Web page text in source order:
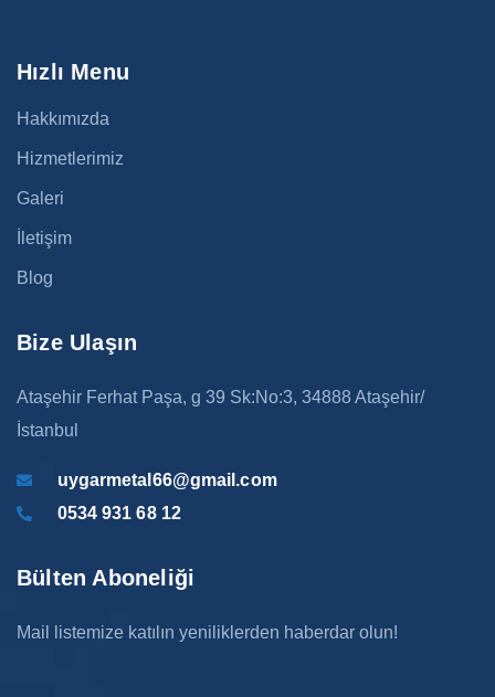
Hızlı Menu
Hakkımızda
Hizmetlerimiz
Galeri
İletişim
Blog
Bize Ulaşın
Ataşehir Ferhat Paşa, g 39 Sk:No:3, 34888 Ataşehir/
İstanbul
uygarmetal66@gmail.com
0534 931 68 12
Bülten Aboneliği
Mail listemize katılın yeniliklerden haberdar olun!